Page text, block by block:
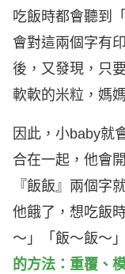
吃飯時都會聽到
會對這兩個字有
後，又發現，只
軟軟的米粒，媽
因此，小baby就
合在一起，他會
『飯飯』兩個字
他餓了，想吃飯
～」「飯～飯～
的方法：重覆、